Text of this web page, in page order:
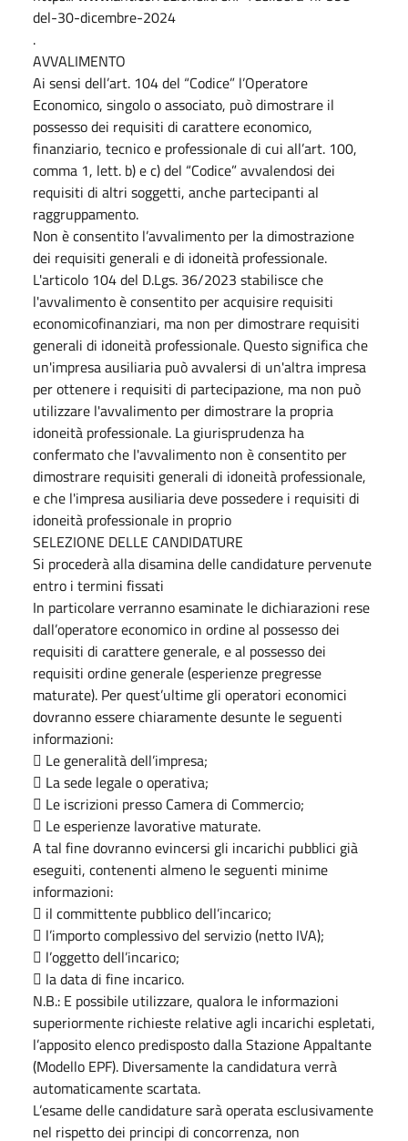
del-30-dicembre-2024
.
AVVALIMENTO
Ai sensi dell’art. 104 del “Codice” l’Operatore
Economico, singolo o associato, può dimostrare il
possesso dei requisiti di carattere economico,
finanziario, tecnico e professionale di cui all’art. 100,
comma 1, lett. b) e c) del “Codice” avvalendosi dei
requisiti di altri soggetti, anche partecipanti al
raggruppamento.
Non è consentito l’avvalimento per la dimostrazione
dei requisiti generali e di idoneità professionale.
L'articolo 104 del D.Lgs. 36/2023 stabilisce che
l'avvalimento è consentito per acquisire requisiti
economicofinanziari, ma non per dimostrare requisiti
generali di idoneità professionale. Questo significa che
un'impresa ausiliaria può avvalersi di un'altra impresa
per ottenere i requisiti di partecipazione, ma non può
utilizzare l'avvalimento per dimostrare la propria
idoneità professionale. La giurisprudenza ha
confermato che l'avvalimento non è consentito per
dimostrare requisiti generali di idoneità professionale,
e che l'impresa ausiliaria deve possedere i requisiti di
idoneità professionale in proprio
SELEZIONE DELLE CANDIDATURE
Si procederà alla disamina delle candidature pervenute
entro i termini fissati
In particolare verranno esaminate le dichiarazioni rese
dall’operatore economico in ordine al possesso dei
requisiti di carattere generale, e al possesso dei
requisiti ordine generale (esperienze pregresse
maturate). Per quest’ultime gli operatori economici
dovranno essere chiaramente desunte le seguenti
informazioni:
 Le generalità dell’impresa;
 La sede legale o operativa;
 Le iscrizioni presso Camera di Commercio;
 Le esperienze lavorative maturate.
A tal fine dovranno evincersi gli incarichi pubblici già
eseguiti, contenenti almeno le seguenti minime
informazioni:
 il committente pubblico dell’incarico;
 l’importo complessivo del servizio (netto IVA);
 l’oggetto dell’incarico;
 la data di fine incarico.
N.B.: E possibile utilizzare, qualora le informazioni
superiormente richieste relative agli incarichi espletati,
l’apposito elenco predisposto dalla Stazione Appaltante
(Modello EPF). Diversamente la candidatura verrà
automaticamente scartata.
L’esame delle candidature sarà operata esclusivamente
nel rispetto dei principi di concorrenza, non